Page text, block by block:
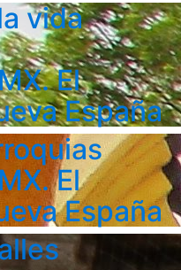
vida
El
España
El
España